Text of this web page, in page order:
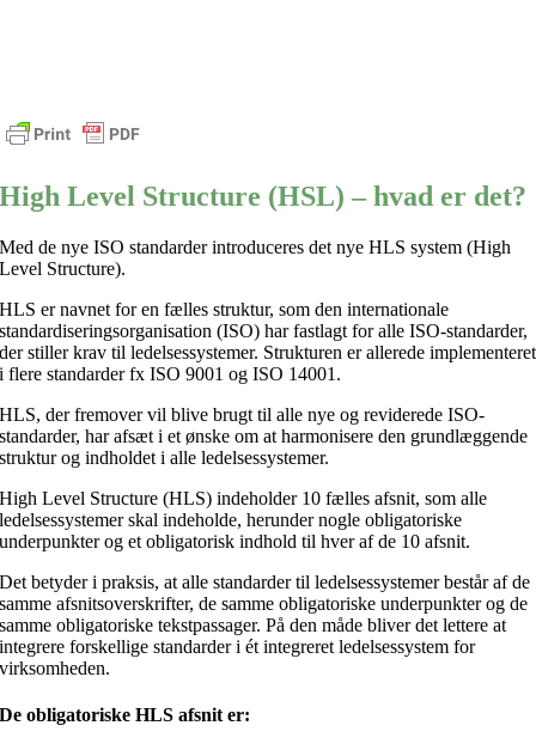
High Level Structure (HSL) – hvad er det?
Med de nye ISO standarder introduceres det nye HLS system (High
Level Structure).
HLS er navnet for en fælles struktur, som den internationale
standardiseringsorganisation (ISO) har fastlagt for alle ISO-standarder,
der stiller krav til ledelsessystemer. Strukturen er allerede implementeret
i flere standarder fx ISO 9001 og ISO 14001.
HLS, der fremover vil blive brugt til alle nye og reviderede ISO-
standarder, har afsæt i et ønske om at harmonisere den grundlæggende
struktur og indholdet i alle ledelsessystemer.
High Level Structure (HLS) indeholder 10 fælles afsnit, som alle
ledelsessystemer skal indeholde, herunder nogle obligatoriske
underpunkter og et obligatorisk indhold til hver af de 10 afsnit.
Det betyder i praksis, at alle standarder til ledelsessystemer består af de
samme afsnitsoverskrifter, de samme obligatoriske underpunkter og de
samme obligatoriske tekstpassager. På den måde bliver det lettere at
integrere forskellige standarder i ét integreret ledelsessystem for
virksomheden.
De obligatoriske HLS afsnit er: